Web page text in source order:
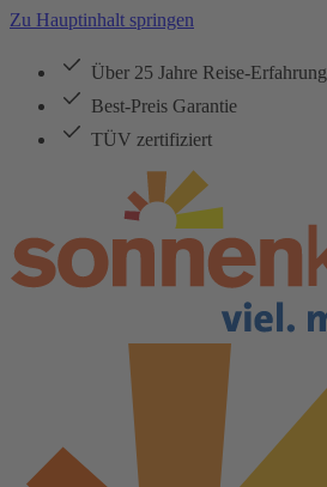
Zu Hauptinhalt springen
Über 25 Jahre Reise-Erfahrung
Best-Preis Garantie
TÜV zertifiziert